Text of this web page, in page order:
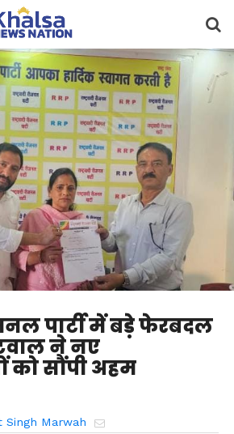
पार्टी में बड़े फेरबदल
ने नए
को सौंपी अहम
Singh Marwah